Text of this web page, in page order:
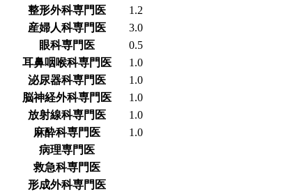
整形外科専門医
1.2
産婦人科専門医
3.0
眼科専門医
0.5
耳鼻咽喉科専門医
1.0
泌尿器科専門医
1.0
脳神経外科専門医
1.0
放射線科専門医
1.0
麻酔科専門医
1.0
病理専門医
救急科専門医
形成外科専門医